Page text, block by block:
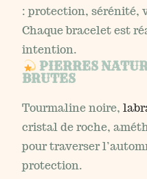
: protection,
Chaque bracelet est
intention.
PIERRES
BRUTES
Tourmaline noire,
cristal de roche,
pour traverser
protection.